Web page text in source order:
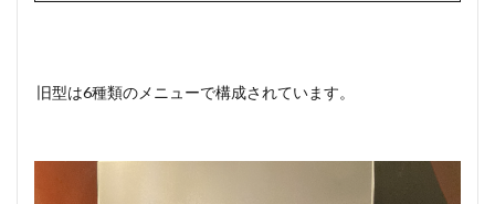
旧型は6種類のメニューで構成されています。